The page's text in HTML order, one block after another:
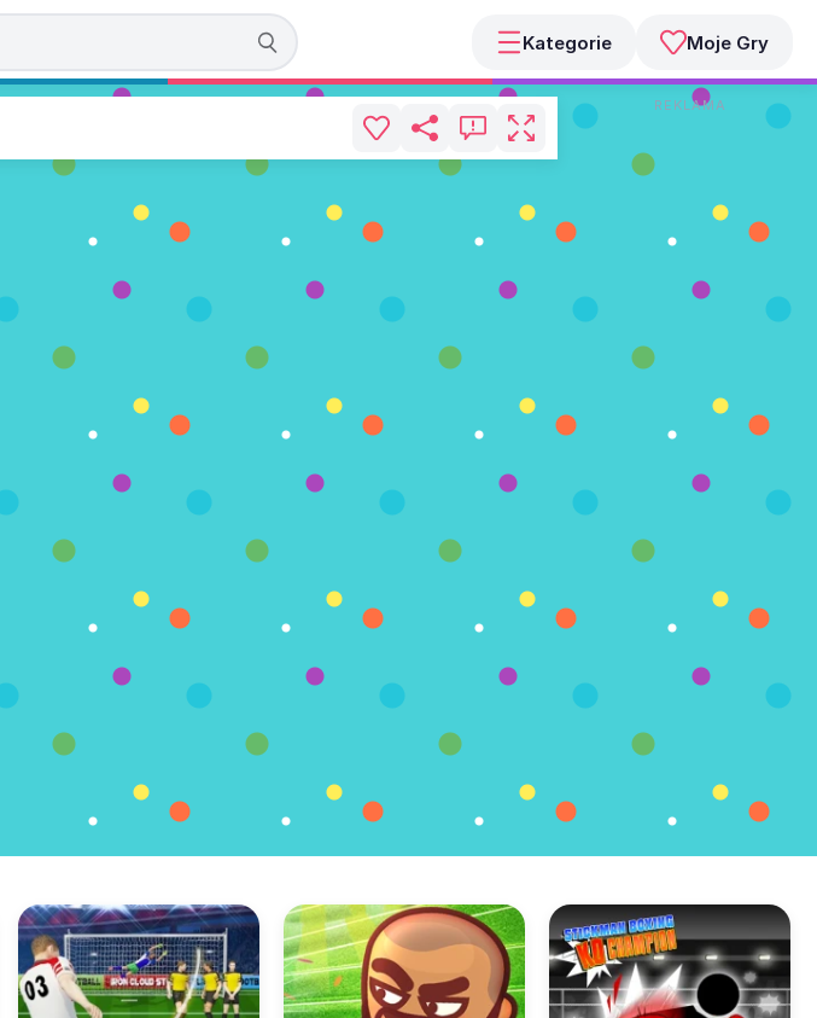
Kategorie Moje Gry
REKLAMA